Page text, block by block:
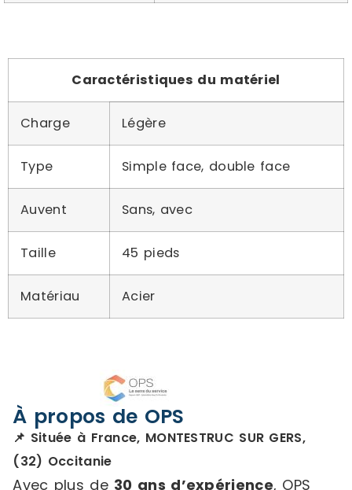
Caractéristiques du matériel
Charge Légère
Type Simple face, double face
Auvent Sans, avec
Taille 45 pieds
Matériau Acier
À propos de OPS
📌 Située à France, MONTESTRUC SUR GERS,
(32) Occitanie
Avec plus de 30 ans d’expérience, OPS